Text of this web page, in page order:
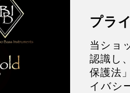
プラ
当ショ
認識し
保護法
イバシ